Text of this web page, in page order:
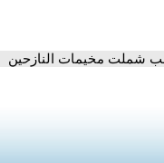
شملت مخيمات النازحين